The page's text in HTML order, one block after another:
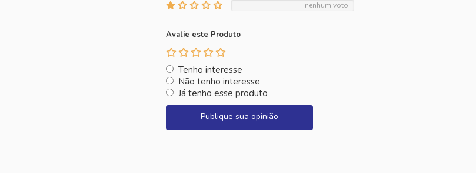
nenhum voto
Avalie este Produto
Tenho interesse
Não tenho interesse
Já tenho esse produto
Publique sua opinião